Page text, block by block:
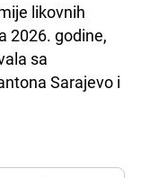
likovnih
2026. godine,
sa
Sarajevo i